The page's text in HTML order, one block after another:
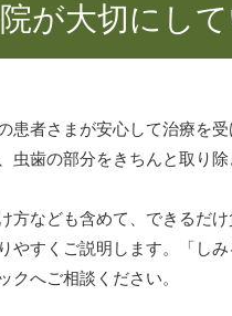
が大切にし
患者さまが安心して治療を
虫歯の部分をきちんと取り
なども含めて、できるだ
やすくご説明します。「し
クへご相談ください。